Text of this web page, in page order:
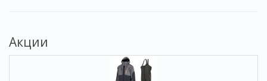
Акции